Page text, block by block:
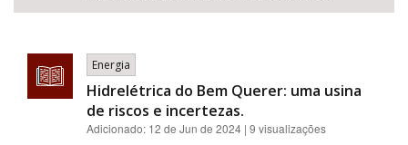
Energia
Hidrelétrica do Bem Querer: uma usina
de riscos e incertezas.
Adicionado: 12 de Jun de 2024 | 9 visualizações